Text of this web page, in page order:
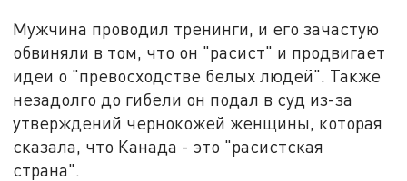
Мужчина проводил тренинги, и его зачастую
обвиняли в том, что он "расист" и продвигает
идеи о "превосходстве белых людей". Также
незадолго до гибели он подал в суд из-за
утверждений чернокожей женщины, которая
сказала, что Канада - это "расистская
страна".